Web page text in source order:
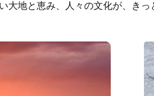
大地と恵み、人々の文化が、き